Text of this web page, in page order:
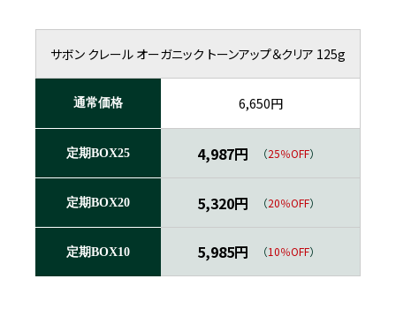
サボン クレール オーガニック トーンアップ＆クリア 125g
通常価格 6,650円
定期BOX25 4,987円 （25％OFF）
定期BOX20 5,320円 （20％OFF）
定期BOX10 5,985円 （10％OFF）